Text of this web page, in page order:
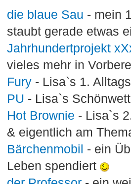
die blaue Sau - mein
staubt gerade etwas
Jahrhundertprojekt
vieles mehr in
Fury - Lisa`s 1.
PU - Lisa`s
Hot Brownie - Lisa`s
& eigentlich am
Bärchenmobil - ein
Leben spendiert